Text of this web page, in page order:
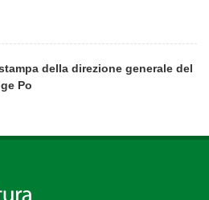
della direzione generale del
Po